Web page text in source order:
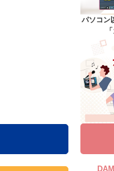
ユーザー
キャンペ
よ
DAMの
カラオ
パソコン